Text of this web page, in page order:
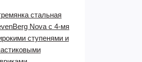
стальная
Nova с 4-мя
ступенями и